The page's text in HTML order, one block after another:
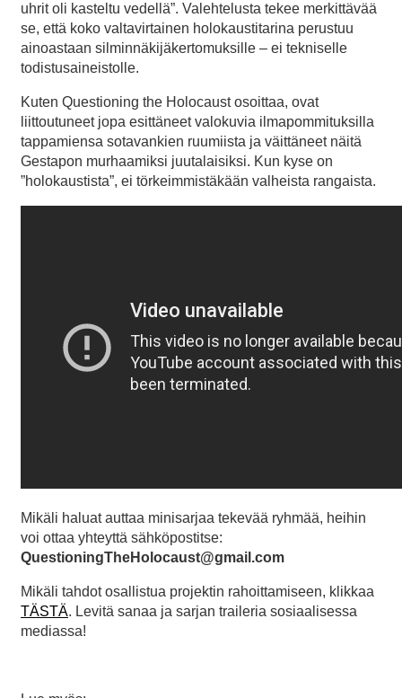
uhrit oli kasteltu vedellä”. Valehtelusta tekee merkittävää
se, että koko valtavirtainen holokaustitarina perustuu
ainoastaan silminnäkijäkertomuksille – ei tekniselle
todistusaineistolle.
Kuten Questioning the Holocaust osoittaa, ovat
liittoutuneet jopa esittäneet valokuvia ilmapommituksilla
tappamiensa sotavankien ruumiista ja väittäneet näitä
Gestapon murhaamiksi juutalaisiksi. Kun kyse on
”holokaustista”, ei törkeimmistäkään valheista rangaista.
Mikäli haluat auttaa minisarjaa tekevää ryhmää, heihin
voi ottaa yhteyttä sähköpostitse:
QuestioningTheHolocaust@gmail.com
Mikäli tahdot osallistua projektin rahoittamiseen, klikkaa
TÄSTÄ. Levitä sanaa ja sarjan traileria sosiaalisessa
mediassa!